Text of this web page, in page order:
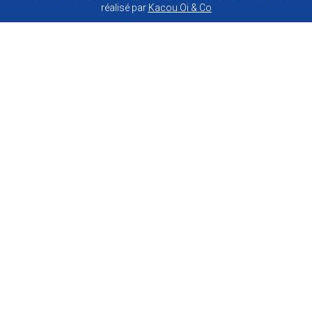
réalisé par Kacou Oi & Co